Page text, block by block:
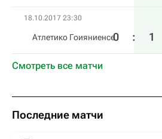
18.10.2017 23:30
Атлетико Гоияниенсе0 : 1
Смотреть все матчи
Последние матчи